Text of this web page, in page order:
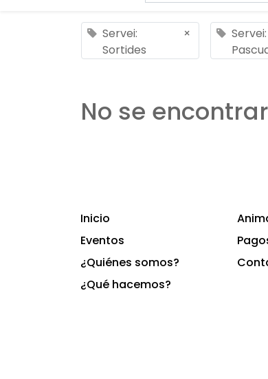
Servei:
Sortides
×
No se
Inicio
Eventos
¿Quiénes somos?
¿Qué hacemos?